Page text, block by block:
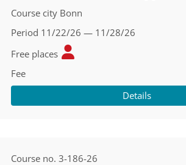
Course city Bonn
Period 11/22/26 — 11/28/26
Free places
Fee
Details
Course no. 3-186-26